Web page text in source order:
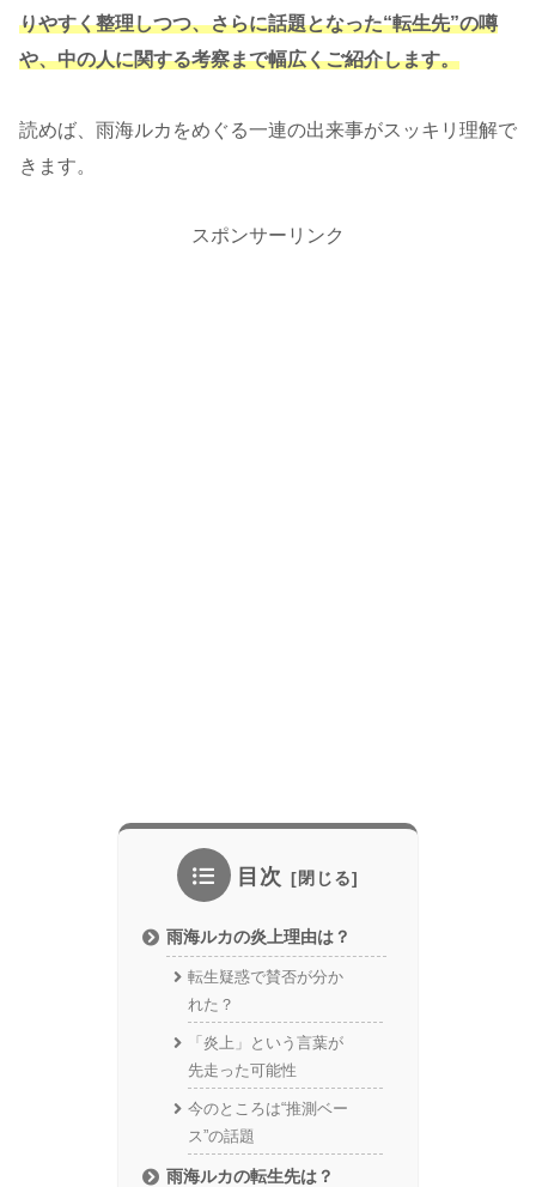
りやすく整理しつつ、さらに話題となった“転生先”の噂
や、中の人に関する考察まで幅広くご紹介します。
読めば、雨海ルカをめぐる一連の出来事がスッキリ理解で
きます。
スポンサーリンク
目次
雨海ルカの炎上理由は？
転生疑惑で賛否が分か
れた？
「炎上」という言葉が
先走った可能性
今のところは“推測ベー
ス”の話題
雨海ルカの転生先は？